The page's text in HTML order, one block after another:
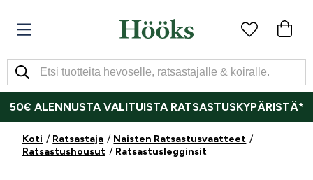
50€ ALENNUSTA VALITUISTA RATSASTUSKYPÄRISTÄ*
Koti Ratsastaja
Naisten Ratsastusvaatteet
Ratsastushousut
Ratsastuslegginsit